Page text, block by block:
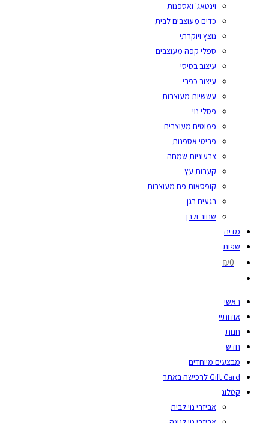
וינטאג' ואספנות
כדים מעוצבים לבית
נוצץ ויוקרתי
ספלי קפה מעוצבים
עיצוב בסיסי
עיצוב כפרי
עששיות מעוצבות
פסלי נוי
פמוטים מעוצבים
פריטי אספנות
צבעוניות שמחה
קערות עץ
קופסאות פח מעוצבות
רגעים בגן
שחור ולבן
מדיה
שפות
₪0
ראשי
אודותיי
חנות
חדש
מבצעים מיוחדים
Gift Card לרכישה באתר
קטלוג
אביזרי נוי לבית